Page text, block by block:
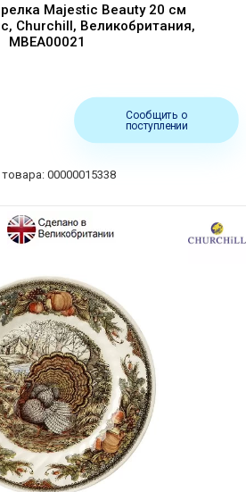
Majestic Beauty 20 см
Churchill, Великобритания,
MBEA00021
Сообщить о
поступлении
00000015338